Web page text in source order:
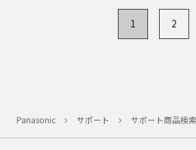
1 2
Panasonic サポート サポート商品検索